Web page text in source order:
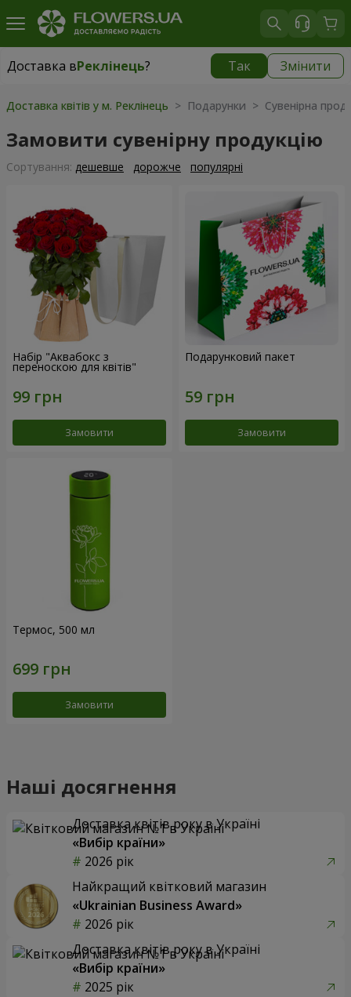
Доставка вРеклінець? Так Змінити
Доставка вРеклінець|
Доставка квітів у м. Реклінець > Подарунки > Сувенірна
Замовити сувенірну продукцію
Сортування: дешевше дорожче популярні
Набір "Аквабокс з
переноскою для квітів"
Замовити
Подарунковий пакет
Замовити
Термос, 500 мл
Замовити
Наші досягнення
Доставка квітів року в Україні
«Вибір країни»
2026 рік
Найкращий квітковий магазин
«Ukrainian Business Award»
2026 рік
Доставка квітів року в Україні
«Вибір країни»
2025 рік